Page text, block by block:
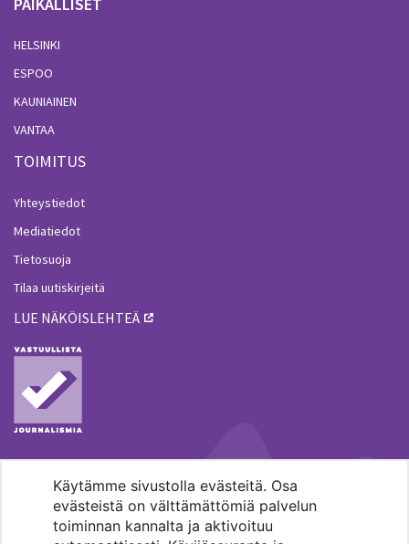
Käytämme sivustolla evästeitä. Osa
evästeistä on välttämättömiä palvelun
toiminnan kannalta ja aktivoituu
HELSINKI
ESPOO
KAUNIAINEN
VANTAA
TOIMITUS
Yhteystiedot
Mediatiedot
Tietosuoja
Tilaa uutiskirjeitä
LUE NÄKÖISLEHTEÄ
MENOHAKU